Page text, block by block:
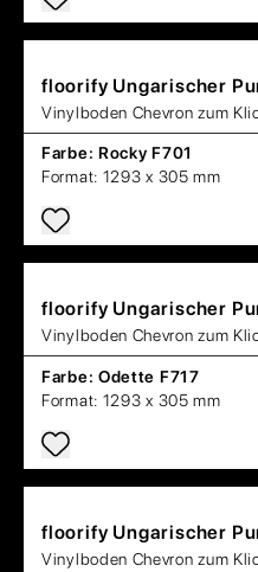
floorify Ungarischer
Vinylboden Chevron zum
Farbe: Rocky F701
Format: 1293 x 305 mm
floorify Ungarischer
Vinylboden Chevron zum
Farbe: Odette F717
Format: 1293 x 305 mm
floorify Ungarischer
Vinylboden Chevron zum